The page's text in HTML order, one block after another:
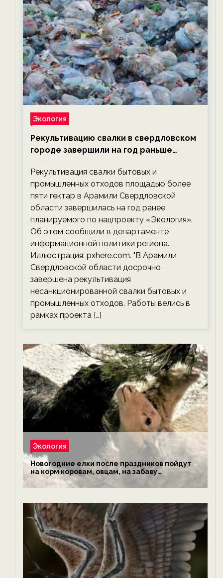
Экология
Рекультивацию свалки в свердловском
городе завершили на год раньше
экологии на ECOportal
Рекультивация свалки бытовых и
промышленных отходов площадью более
пяти гектар в Арамили Свердловской
области завершилась на год ранее
планируемого по нацпроекту «Экология».
Об этом сообщили в департаменте
информационной политики региона.
Иллюстрация: pxhere.com. "В Арамили
Свердловской области досрочно
завершена рекультивация
несанкционированной свалки бытовых и
промышленных отходов. Работы велись в
рамках проекта […]
Экология
Новогодние елки после праздников пойдут
на корм коровам, овцам, на забаву
обезьянам, львам и леопардам — новости
экологии на ECOportal